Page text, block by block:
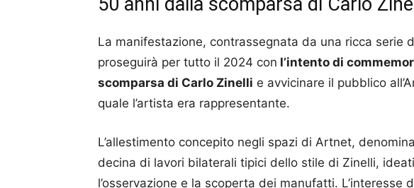
La manifestazione, contrassegnata da una ricca serie
proseguirà per tutto il 2024 con l’intento di
scomparsa di Carlo Zinelli e avvicinare il pubblico
quale l’artista era rappresentante.
L’allestimento concepito negli spazi di Artnet,
decina di lavori bilaterali tipici dello stile di Zinelli,
l’osservazione e la scoperta dei manufatti. L’interesse